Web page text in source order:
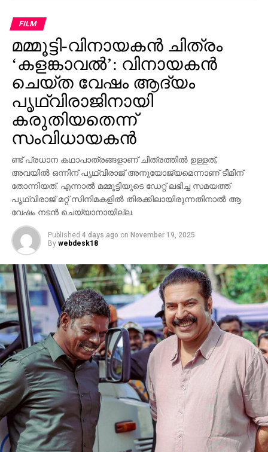
വൃണപ്പെടുത്തി എന്നാരോപിച്ച് പരാതി ലഭിച്ചിട്ടുണ്ട്.
ഇതുവരെ കേസായി രജിസ്റ്റര്‍ ചെയ്തിട്ടില്ല.
സംഭവത്തിന്റെ നിജസ്ഥിതി പരിശോധിച്ചു വരുന്നു’ എന്ന്
വാരണസി പൊലീസിന്റെ വക്താവ് അറിയിച്ചു. ചടങ്ങില്‍
പ്രധാന താരങ്ങള്‍ ആയിരുന്ന മഹേഷ് ബാബു,
പൃഥ്വിരാജ് സുകുമാരന്‍, പ്രിയങ്ക ചോപ്ര എന്നിവരുടെ
സാന്നിധ്യം ഇവന്റിനെ ദേശീയ തലത്തില്‍ തന്നെ
ശ്രദ്ധേയമാക്കി. ചിത്രത്തില്‍ പ്രിയങ്ക ചോപ്ര
മന്ദാകിനിയായി, പൃഥ്വിരാജ് സുകുമാരന്‍ കുംബയായി
പ്രത്യക്ഷപ്പെടും. 2027ലെ സങ്ക്രാന്തി റിലീസിനായി
‘വാരണസി’ ഒരുക്കപ്പെടുന്നുണ്ട്. എന്നാല്‍
ചിത്രത്തെക്കാള്‍ വലിയ ചര്‍ച്ചയാകുന്നത്
സംവിധായകന്റെ പ്രസ്താവനയും അതിനുശേഷം
ഉയര്‍ന്ന പ്രതിഷേധങ്ങളുമാണ്.
FILM
മമ്മൂട്ടി-വിനായകന്‍ ചിത്രം
‘കളങ്കാവല്‍’: വിനായകന്‍
ചെയ്ത വേഷം ആദ്യം
പൃഥ്വിരാജിനായി
കരുതിയതെന്ന്
സംവിധായകന്‍
ണ്ട് പ്രധാന കഥാപാത്രങ്ങളാണ് ചിത്രത്തില്‍ ഉള്ളത്,
അവയില്‍ ഒന്നിന് പൃഥ്വിരാജ് അനുയോജ്യമെന്നാണ് ടീമിന്
തോന്നിയത്. എന്നാല്‍ മമ്മൂട്ടിയുടെ ഡേറ്റ് ലഭിച്ച സമയത്ത്
പൃഥ്വിരാജ് മറ്റ് സിനിമകളില്‍ തിരക്കിലായിരുന്നതിനാല്‍ ആ
വേഷം നടന്‍ ചെയ്യാനായില്ല.
Published 4 days ago on November 19, 2025
By webdesk18